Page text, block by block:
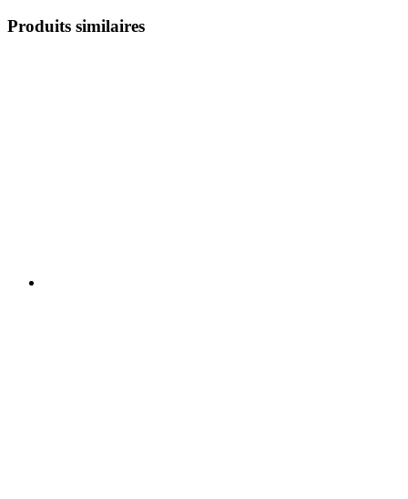
Produits similaires